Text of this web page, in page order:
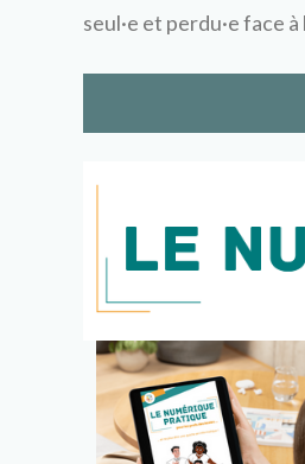
seul·e et perdu·e face à